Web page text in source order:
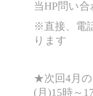
当HP問い
※直接、電
ります
★次回4月
(月)15時～